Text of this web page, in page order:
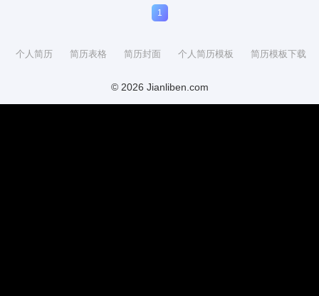
1
个人简历 简历表格 简历封面 个人简历模板 简历模板下载
© 2026 Jianliben.com